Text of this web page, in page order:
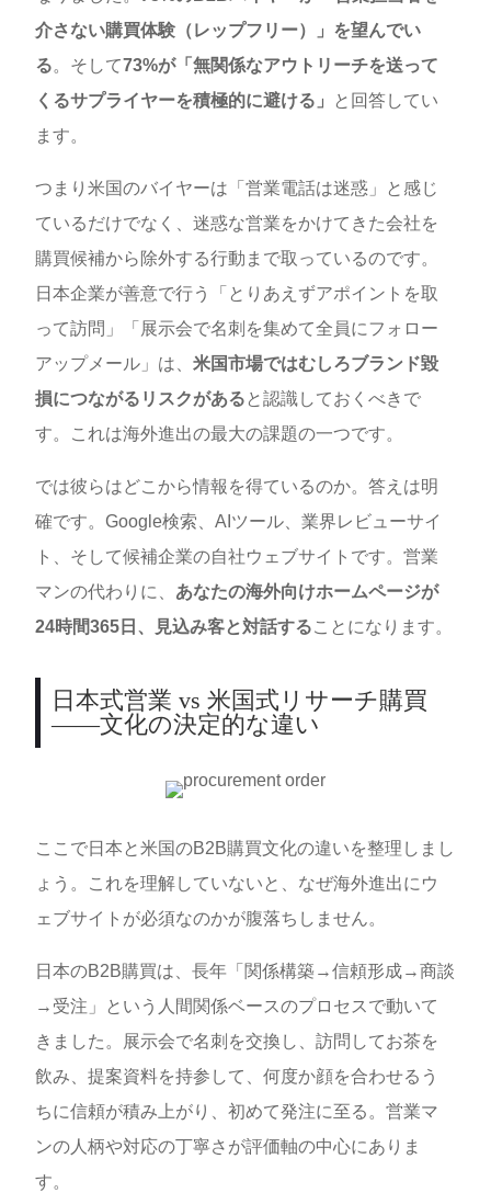
介さない購買体験（レップフリー）」を望んでい
る。そして73%が「無関係なアウトリーチを送って
くるサプライヤーを積極的に避ける」
と回答してい
ます。
つまり米国のバイヤーは「営業電話は迷惑」と感じ
ているだけでなく、迷惑な営業をかけてきた会社を
購買候補から除外する行動まで取っているのです。
日本企業が善意で行う「とりあえずアポイントを取
って訪問」「展示会で名刺を集めて全員にフォロー
アップメール」は、米国市場ではむしろブランド毀
損につながるリスクがある と認識しておくべきで
す。これは海外進出の最大の課題の一つです。
では彼らはどこから情報を得ているのか。答えは明
確です。Google検索、AIツール、業界レビューサイ
ト、そして候補企業の自社ウェブサイトです。営業
マンの代わりに、 あなたの海外向けホームページが
24時間365日、見込み客と対話することになります。
日本式営業 vs 米国式リサーチ購買
——文化の決定的な違い
ここで日本と米国のB2B購買文化の違いを整理しまし
ょう。これを理解していないと、なぜ海外進出にウ
ェブサイトが必須なのかが腹落ちしません。
日本のB2B購買は、長年「関係構築→信頼形成→商談
→受注」という人間関係ベースのプロセスで動いて
きました。展示会で名刺を交換し、訪問してお茶を
飲み、提案資料を持参して、何度か顔を合わせるう
ちに信頼が積み上がり、初めて発注に至る。営業マ
ンの人柄や対応の丁寧さが評価軸の中心にありま
す。